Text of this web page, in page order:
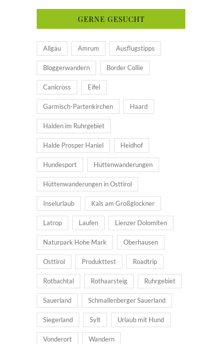
GERNE GESUCHT
Allgäu Amrum Ausflugstipps
Bloggerwandern Border Collie
Canicross Eifel
Garmisch-Partenkirchen Haard
Halden im Ruhrgebiet
Halde Prosper Haniel Heidhof
Hundesport Hüttenwanderungen
Hüttenwanderungen in Osttirol
Inselurlaub Kals am Großglockner
Latrop Laufen Lienzer Dolomiten
Naturpark Hohe Mark Oberhausen
Osttirol Produkttest Roadtrip
Rotbachtal Rothaarsteig Ruhrgebiet
Sauerland Schmallenberger Sauerland
Siegerland Sylt Urlaub mit Hund
Vonderort Wandern